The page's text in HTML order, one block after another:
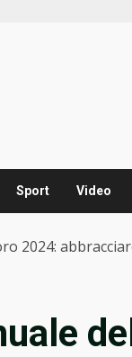
Sport Video
2024: